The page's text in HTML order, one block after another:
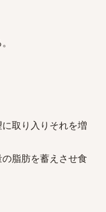
取り入りそれを増
脂肪を蓄えさせ食